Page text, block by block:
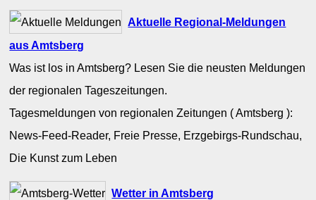
Aktuelle Regional-Meldungen
aus Amtsberg
Was ist los in Amtsberg? Lesen Sie die neusten Meldungen
der regionalen Tageszeitungen.
Tagesmeldungen von regionalen Zeitungen ( Amtsberg ):
News-Feed-Reader, Freie Presse, Erzgebirgs-Rundschau,
Die Kunst zum Leben
Wetter in Amtsberg